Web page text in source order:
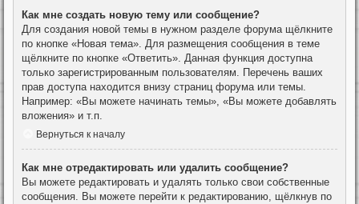
Как мне создать новую тему или сообщение?
Для создания новой темы в нужном разделе форума щёлкните
по кнопке «Новая тема». Для размещения сообщения в теме
щёлкните по кнопке «Ответить». Данная функция доступна
только зарегистрированным пользователям. Перечень ваших
прав доступа находится внизу страниц форума или темы.
Например: «Вы можете начинать темы», «Вы можете добавлять
вложения» и т.п.
Вернуться к началу
Как мне отредактировать или удалить сообщение?
Вы можете редактировать и удалять только свои собственные
сообщения. Вы можете перейти к редактированию, щёлкнув по